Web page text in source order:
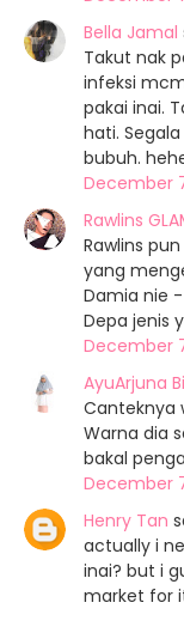
Bella Jamal
Takut nak
infeksi
pakai inai.
hati.
bubuh.
December
Rawlins
Rawlins
yang
Damia nie
Depa jenis
December
AyuArjuna
Canteknya
Warna dia
bakal
December
Henry Tan
actually i
inai? but i
market for